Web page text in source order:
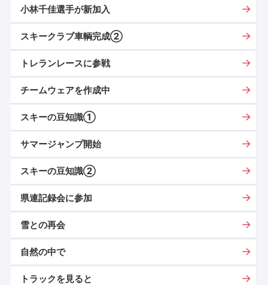
小林千佳選手が新加入
スキークラブ車輌完成②
トレランレースに参戦
チームウェアを作成中
スキーの豆知識①
サマージャンプ開始
スキーの豆知識②
県連記録会に参加
雪との再会
自然の中で
トラックを見ると